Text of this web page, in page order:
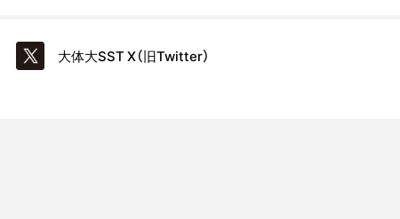
大体大SSTX（旧Twitter）